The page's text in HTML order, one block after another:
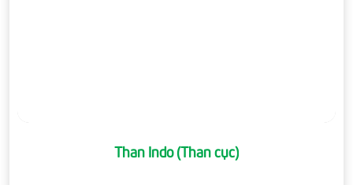
Than Indo (Than cục)